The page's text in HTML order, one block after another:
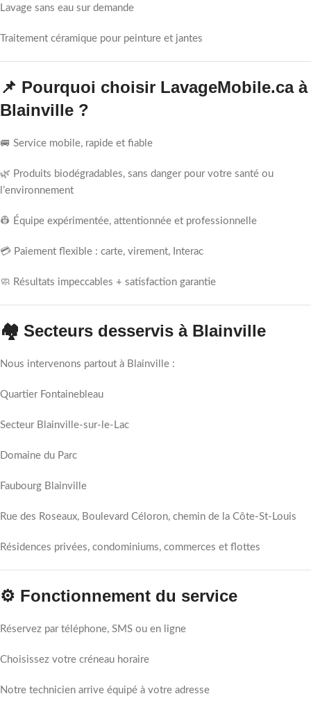
Lavage sans eau sur demande
Traitement céramique pour peinture et jantes
📌 Pourquoi choisir LavageMobile.ca à
Blainville ?
🚐 Service mobile, rapide et fiable
🌿 Produits biodégradables, sans danger pour votre santé ou
l’environnement
👷 Équipe expérimentée, attentionnée et professionnelle
💳 Paiement flexible : carte, virement, Interac
🧼 Résultats impeccables + satisfaction garantie
🏘️ Secteurs desservis à Blainville
Nous intervenons partout à Blainville :
Quartier Fontainebleau
Secteur Blainville-sur-le-Lac
Domaine du Parc
Faubourg Blainville
Rue des Roseaux, Boulevard Céloron, chemin de la Côte-St-Louis
Résidences privées, condominiums, commerces et flottes
⚙️ Fonctionnement du service
Réservez par téléphone, SMS ou en ligne
Choisissez votre créneau horaire
Notre technicien arrive équipé à votre adresse